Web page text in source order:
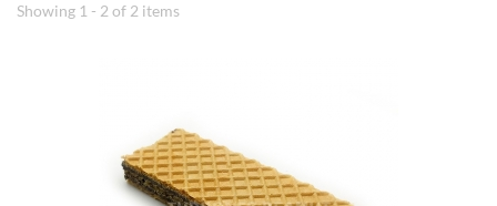
Showing 1 - 2 of 2 items